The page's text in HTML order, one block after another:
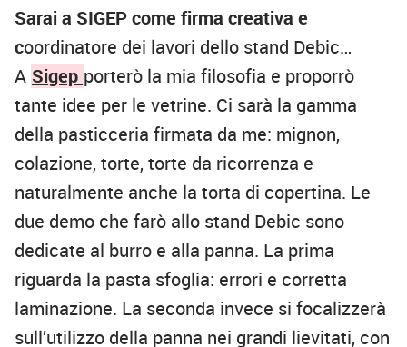
Sarai a SIGEP come firma creativa e
coordinatore dei lavori dello stand Debic…
A Sigep porterò la mia filosofia e proporrò
tante idee per le vetrine. Ci sarà la gamma
della pasticceria firmata da me: mignon,
colazione, torte, torte da ricorrenza e
naturalmente anche la torta di copertina. Le
due demo che farò allo stand Debic sono
dedicate al burro e alla panna. La prima
riguarda la pasta sfoglia: errori e corretta
laminazione. La seconda invece si focalizzerà
sull’utilizzo della panna nei grandi lievitati, con